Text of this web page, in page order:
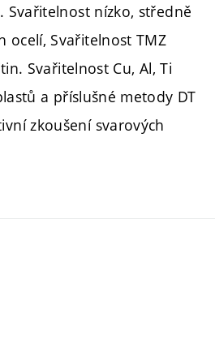
Svařitelnost nízko, středně
ocelí, Svařitelnost TMZ
Svařitelnost Cu, Al, Ti
a příslušné metody DT
zkoušení svarových